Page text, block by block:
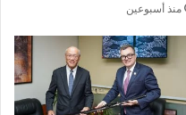
منذ أسبوعين